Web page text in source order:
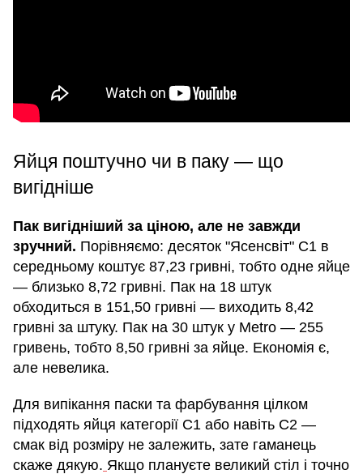
Яйця поштучно чи в паку — що
вигідніше
Пак вигідніший за ціною, але не завжди
зручний. Порівняємо: десяток "Ясенсвіт" С1 в
середньому коштує 87,23 гривні, тобто одне яйце
— близько 8,72 гривні. Пак на 18 штук
обходиться в 151,50 гривні — виходить 8,42
гривні за штуку. Пак на 30 штук у Metro — 255
гривень, тобто 8,50 гривні за яйце. Економія є,
але невелика.
Для випікання паски та фарбування цілком
підходять яйця категорії С1 або навіть С2 —
смак від розміру не залежить, зате гаманець
скаже дякую. Якщо плануєте великий стіл і точно